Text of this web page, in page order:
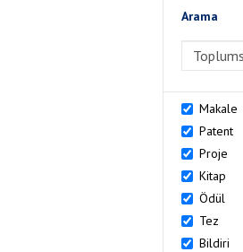
Arama
Makale
Patent
Proje
Kitap
Ödül
Tez
Bildiri